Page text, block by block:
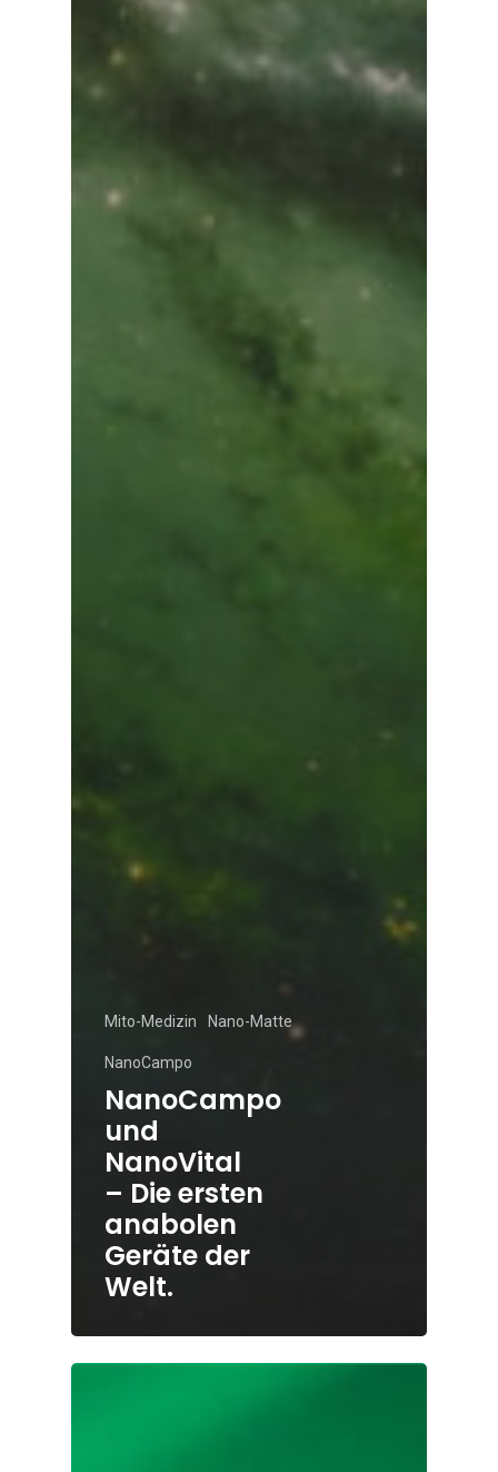
Mito-Medizin Nano-Matte
NanoCampo
NanoCampo
und
NanoVital
– Die ersten
anabolen
Geräte der
Welt.